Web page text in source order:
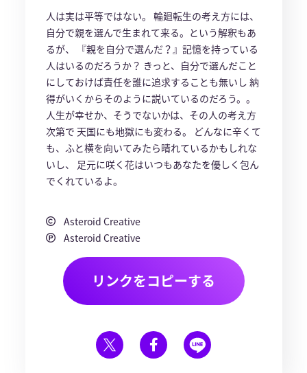
人は実は平等ではない。 輪廻転生の考え方には、
自分で親を選んで生まれて来る。という解釈もあ
るが、 『親を自分で選んだ？』記憶を持っている
人はいるのだろうか？ きっと、自分で選んだこと
にしておけば責任を誰に追求することも無いし 納
得がいくからそのように説いているのだろう。。
人生が幸せか、そうでないかは、その人の考え方
次第で 天国にも地獄にも変わる。 どんなに辛くて
も、ふと横を向いてみたら晴れているかもしれな
いし、 足元に咲く花はいつもあなたを優しく包ん
でくれているよ。
Asteroid Creative
Asteroid Creative
リンクをコピーする